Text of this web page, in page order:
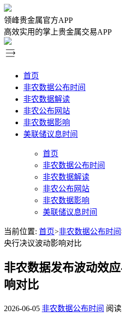
领峰贵金属官方APP
高效实用的掌上贵金属交易APP
首页
非农数据公布时间
非农数据解读
非农公布网站
非农数据影响
美联储议息时间
首页
非农数据公布时间
非农数据解读
非农公布网站
非农数据影响
美联储议息时间
当前位置: 首页>非农数据公布时间
央行决议波动影响对比
非农数据发布波动效
响对比
2026-06-05 非农数据公布时间 阅